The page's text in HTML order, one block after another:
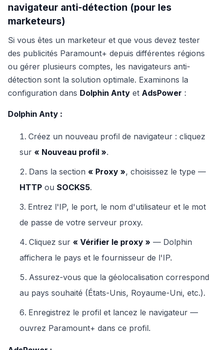
navigateur anti-détection (pour les
marketeurs)
Si vous êtes un marketeur et que vous devez tester
des publicités Paramount+ depuis différentes régions
ou gérer plusieurs comptes, les navigateurs anti-
détection sont la solution optimale. Examinons la
configuration dans Dolphin Anty et AdsPower :
Dolphin Anty :
Créez un nouveau profil de navigateur : cliquez
sur « Nouveau profil ».
Dans la section « Proxy », choisissez le type —
HTTP ou SOCKS5.
Entrez l'IP, le port, le nom d'utilisateur et le mot
de passe de votre serveur proxy.
Cliquez sur « Vérifier le proxy » — Dolphin
affichera le pays et le fournisseur de l'IP.
Assurez-vous que la géolocalisation correspond
au pays souhaité (États-Unis, Royaume-Uni, etc.).
Enregistrez le profil et lancez le navigateur —
ouvrez Paramount+ dans ce profil.